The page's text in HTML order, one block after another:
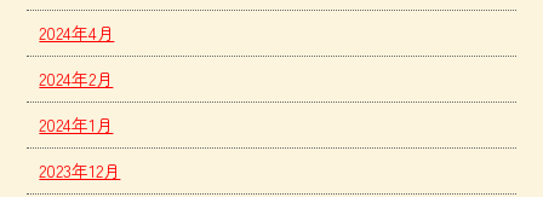
2024年4月
2024年2月
2024年1月
2023年12月